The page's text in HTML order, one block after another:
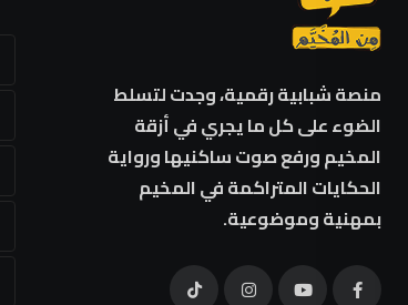
منصة شبابية رقمية، وجدت لتسلط
الضوء على كل ما يجري في أزقة
المخيم ورفع صوت ساكنيها ورواية
الحكايات المتراكمة في المخيم
بمهنية وموضوعية.